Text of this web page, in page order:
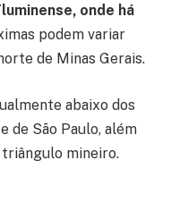
onde há
podem variar
de Minas Gerais.
abaixo dos
de São Paulo, além
triângulo mineiro.